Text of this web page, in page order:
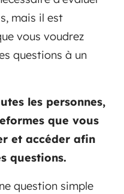
mais il est
vous voudrez
questions à un
les personnes,
que vous
et accéder afin
questions.
question simple